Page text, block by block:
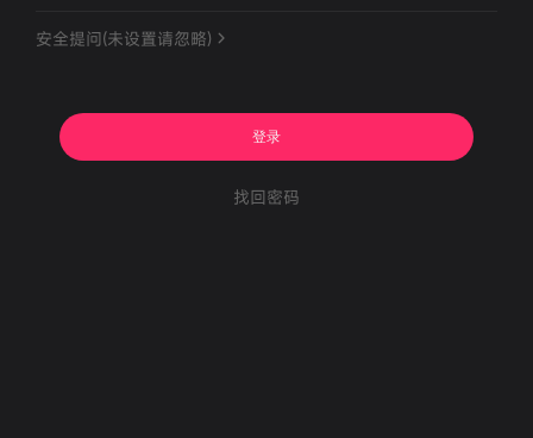
安全提问(未设置请忽略)
登录
找回密码